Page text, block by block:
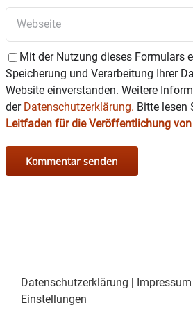
Mit der Nutzung dieses Formulars
Speicherung und Verarbeitung Ihrer
Website einverstanden. Weitere
der Datenschutzerklärung. Bitte lesen
Leitfaden für die Veröffentlichung
Datenschutzerklärung | Impressum
Einstellungen